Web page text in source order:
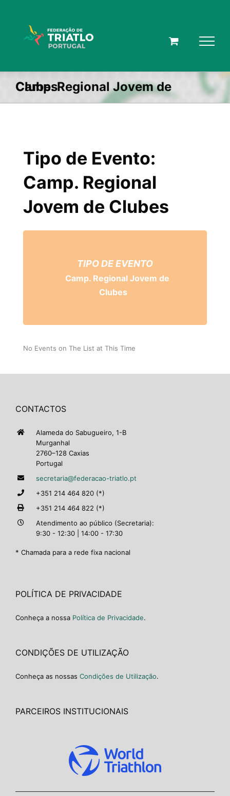
Camp. Regional Jovem de Clubes
Tipo de Evento:
Camp. Regional
Jovem de Clubes
TIPO DE EVENTO
Camp. Regional Jovem de
Clubes
No Events on The List at This Time
CONTACTOS
Alameda do Sabugueiro, 1-B
Murganhal
2760–128 Caxias
Portugal
secretaria@federacao-triatlo.pt
+351 214 464 820 (*)
+351 214 464 822 (*)
Atendimento ao público (Secretaria):
9:30 - 12:30 | 14:00 - 17:30
* Chamada para a rede fixa nacional
POLÍTICA DE PRIVACIDADE
Conheça a nossa Política de Privacidade.
CONDIÇÕES DE UTILIZAÇÃO
Conheça as nossas Condições de Utilização.
PARCEIROS INSTITUCIONAIS